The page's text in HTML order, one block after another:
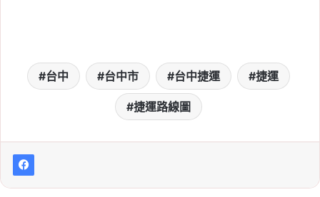
台中 台中市 台中捷運 捷運
捷運路線圖